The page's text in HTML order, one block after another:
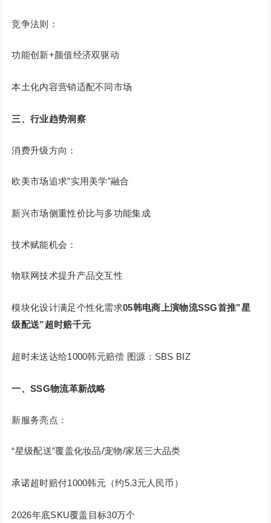
竞争法则：
功能创新+颜值经济双驱动
本土化内容营销适配不同市场
三、行业趋势洞察
消费升级方向：
欧美市场追求”实用美学”融合
新兴市场侧重性价比与多功能集成
技术赋能机会：
物联网技术提升产品交互性
模块化设计满足个性化需求05韩电商上演物流SSG首推”星
级配送”超时赔千元
超时未送达给1000韩元赔偿 图源：SBS BIZ
一、SSG物流革新战略
新服务亮点：
“星级配送”覆盖化妆品/宠物/家居三大品类
承诺超时赔付1000韩元（约5.3元人民币）
2026年底SKU覆盖目标30万个